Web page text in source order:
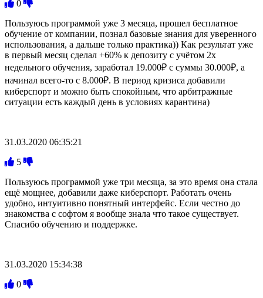
0
Пользуюсь программой уже 3 месяца, прошел бесплатное
обучение от компании, познал базовые знания для уверенного
использования, а дальше только практика)) Как результат уже
в первый месяц сделал +60% к депозиту с учётом 2х
недельного обучения, заработал 19.000₽ с суммы 30.000₽, а
начинал всего-то с 8.000₽. В период кризиса добавили
киберспорт и можно быть спокойным, что арбитражные
ситуации есть каждый день в условиях карантина)
31.03.2020 06:35:21
5
Пользуюсь программой уже три месяца, за это время она стала
ещё мощнее, добавили даже киберспорт. Работать очень
удобно, интуитивно понятный интерфейс. Если честно до
знакомства с софтом я вообще знала что такое существует.
Спасибо обучению и поддержке.
31.03.2020 15:34:38
0